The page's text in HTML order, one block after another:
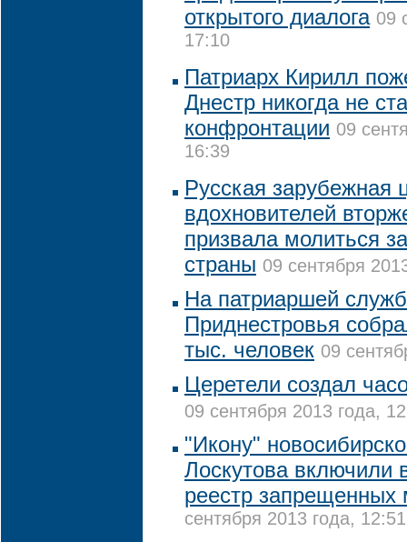
открытого диалога 09
17:10
Патриарх Кирилл
Днестр никогда не
конфронтации 09
16:39
Русская зарубежная
вдохновителей
призвала молиться
страны 09 сентября
На патриаршей
Приднестровья
тыс. человек 09
Церетели создал
09 сентября 2013 года,
"Икону"
Лоскутова включили
реестр запрещенных
сентября 2013 года, 12:51